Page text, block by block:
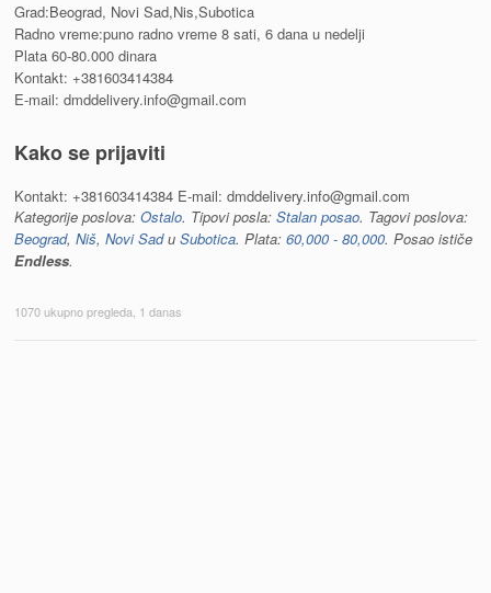
Grad:Beograd, Novi Sad,Nis,Subotica
Radno vreme:puno radno vreme 8 sati, 6 dana u nedelji
Plata 60-80.000 dinara
Kontakt: +381603414384
E-mail: dmddelivery.info@gmail.com
Kako se prijaviti
Kontakt: +381603414384 E-mail: dmddelivery.info@gmail.com
Kategorije poslova:Ostalo. Tipovi posla:Stalan posao. Tagovi poslova:
Beograd,Niš,Novi SadиSubotica. Plata:60,000 - 80,000. Posao ističe
Endless.
1070 ukupno pregleda, 1 danas